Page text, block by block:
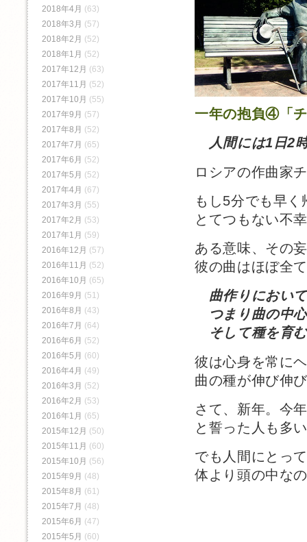
一年の抱負④「
人間には1日2
ロシアの作曲家
もし5分でも早
とてつもない不
ある意味、その
彼の曲はほぼ全
曲作りにおい
つまり曲の中
そして種を育
彼は心身を常に
曲の種が伸び伸
さて、新年。今
と誓った人も多
でも人間にとっ
体より頭の中な
2018年4月 (63)
2018年3月 (57)
2018年2月 (52)
2018年1月 (52)
2017年12月 (63)
2017年11月 (52)
2017年10月 (55)
2017年9月 (57)
2017年8月 (52)
2017年7月 (65)
2017年6月 (52)
2017年5月 (52)
2017年4月 (67)
2017年3月 (55)
2017年2月 (53)
2017年1月 (59)
2016年12月 (57)
2016年11月 (52)
2016年10月 (65)
2016年9月 (51)
2016年8月 (43)
2016年7月 (64)
2016年6月 (52)
2016年5月 (60)
2016年4月 (49)
2016年3月 (52)
2016年2月 (53)
2016年1月 (65)
2015年12月 (50)
2015年11月 (60)
2015年10月 (56)
2015年9月 (48)
2015年8月 (61)
2015年7月 (48)
2015年6月 (47)
2015年5月 (60)